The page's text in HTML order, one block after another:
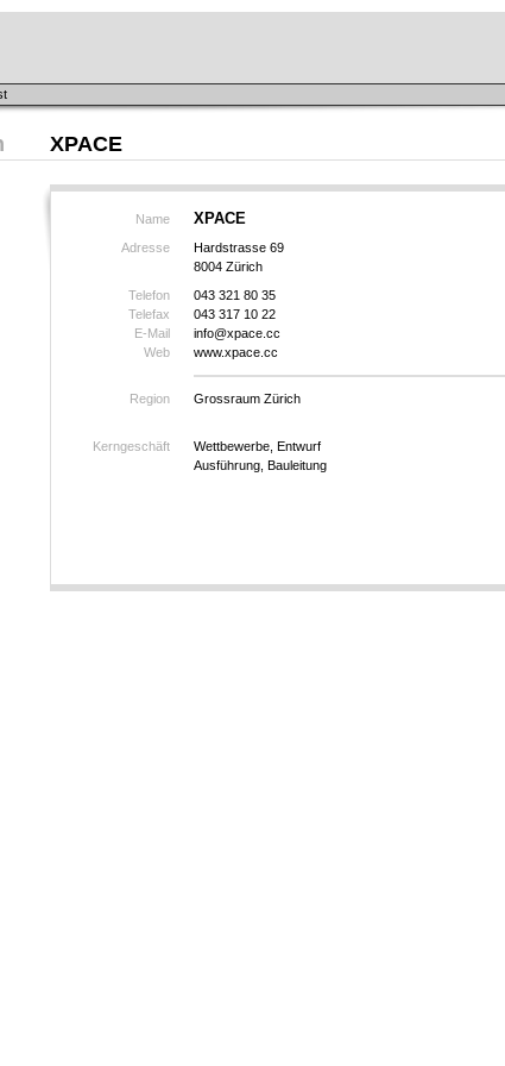
XPACE
Name XPACE
Adresse
Hardstrasse 69
8004 Zürich
Telefon
043 321 80 35
Telefax
043 317 10 22
E-Mail
info@xpace.cc
Web
www.xpace.cc
Region Grossraum Zürich
Kerngeschäft
Wettbewerbe, Entwurf
Ausführung, Bauleitung